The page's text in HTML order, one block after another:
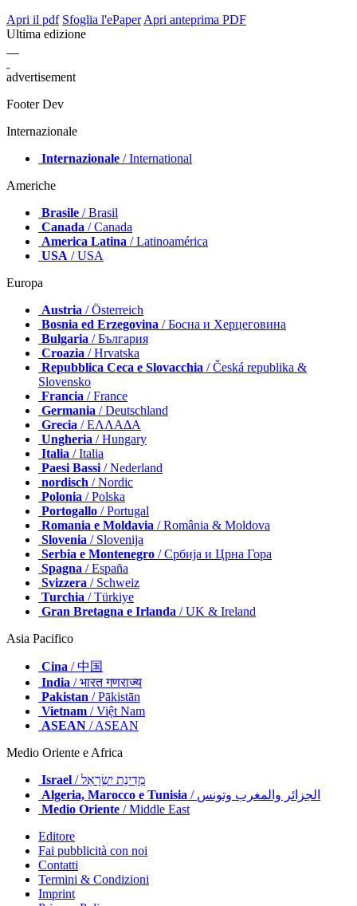
Apri il pdf Sfoglia l'ePaper
Brasile/ Brasil
Canada/ Canada
America Latina
Austria/ Österreich
Bosnia ed Erzegovina
Bulgaria/ България
Croazia/ Hrvatska
Repubblica Ceca e Slovacchia
Slovensko
Francia/ France
Germania/ Deutschland
Grecia/ ΕΛΛΑΔΑ
Ungheria/ Hungary
Italia / Italia
Paesi Bassi/ Nederland
nordisch/ Nordic
Polonia/ Polska
Portogallo/ Portugal
Romania e Moldavia
Slovenia / Slovenija
Serbia e Montenegro
Spagna/ España
Svizzera / Schweiz
Turchia/ Türkiye
Cina/ 中国
India/ भारत गणराज्य
Pakistan / Pākistān
Vietnam / Việt Nam
Israel
/ מְדִינַת יִשְׂרָאֵל
Algeria, Marocco e Tunisia
Editore
Fai pubblicità con noi
Contatti
Termini & Condizioni